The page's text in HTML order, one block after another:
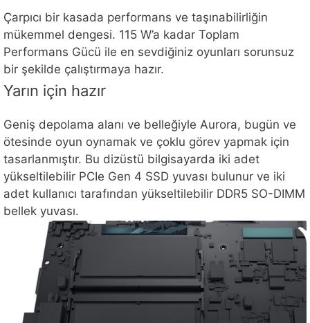
Çarpıcı bir kasada performans ve taşınabilirliğin
mükemmel dengesi. 115 W’a kadar Toplam
Performans Gücü ile en sevdiğiniz oyunları sorunsuz
bir şekilde çalıştırmaya hazır.
Yarın için hazır
Geniş depolama alanı ve belleğiyle Aurora, bugün ve
ötesinde oyun oynamak ve çoklu görev yapmak için
tasarlanmıştır. Bu dizüstü bilgisayarda iki adet
yükseltilebilir PCIe Gen 4 SSD yuvası bulunur ve iki
adet kullanıcı tarafından yükseltilebilir DDR5 SO-DIMM
bellek yuvası.